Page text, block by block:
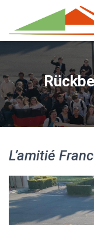
L’amitié